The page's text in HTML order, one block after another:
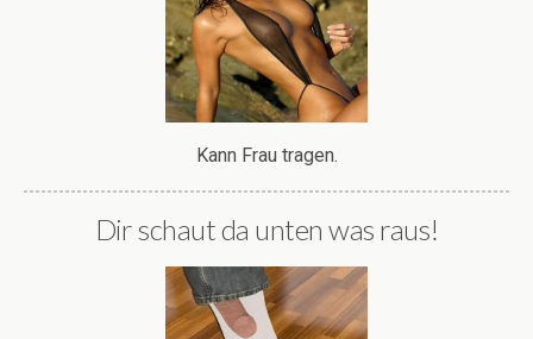
Kann Frau tragen.
Dir schaut da unten was raus!